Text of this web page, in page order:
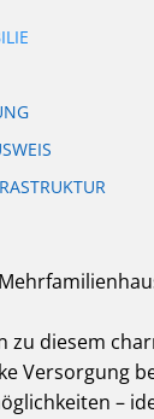
zu diesem
Versorgung
–